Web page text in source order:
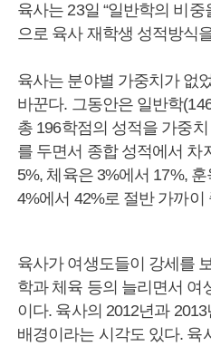
육사는 23일 “일반학의 비
으로 육사 재학생 성적방식
육사는 분야별 가중치가 없
바꾼다. 그동안은 일반학
총 196학점의 성적을 가중
를 두면서 종합 성적에서 차
5%, 체육은 3%에서 17%,
4%에서 42%로 절반 가까이
육사가 여생도들이 강세를
학과 체육 등의 늘리면서 여
이다. 육사의 2012년과
배경이라는 시각도 있다. 육